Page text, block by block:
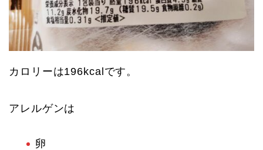
カロリーは196kcalです。
アレルゲンは
卵